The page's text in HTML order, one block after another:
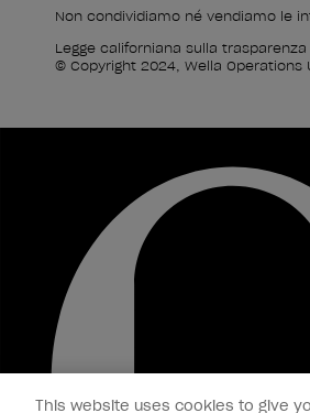
Non condividiamo né vendiamo le
Legge californiana sulla
© Copyright 2024, Wella Operations
This website uses cookies to give